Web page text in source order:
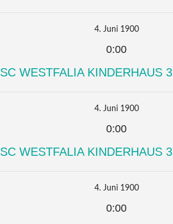
4. Juni 1900
0:00
SC WESTFALIA KINDERHAUS 3
4. Juni 1900
0:00
SC WESTFALIA KINDERHAUS 3
4. Juni 1900
0:00